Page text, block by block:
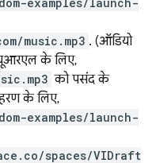
music.mp3 . (ऑडियो
के लिए,
को पसंद के
के लिए,
examples/launch-
spaces/VIDraft